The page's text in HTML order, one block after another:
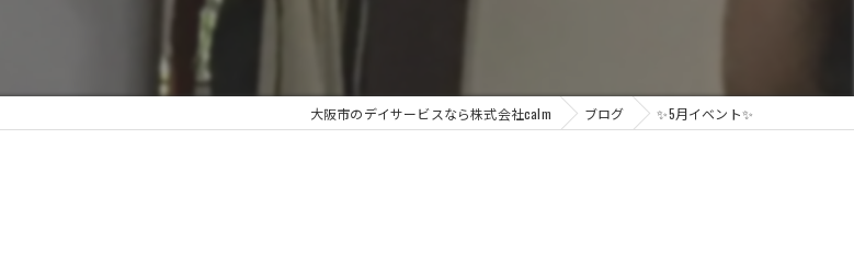
大阪市のデイサービスなら株式会社calm ブログ ✨5月イベント✨